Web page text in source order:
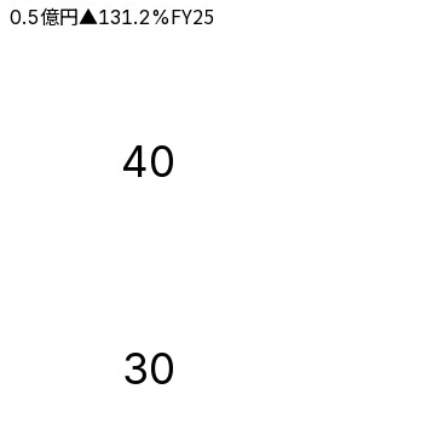
0.5億円▲131.2%FY25
30
40